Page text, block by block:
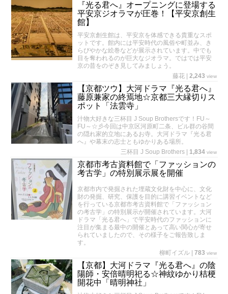
『光る君へ』オープニングに登場する
平安京ジオラマが圧巻！【平安京創生
館】
平安京創生館は、平安京を体感できる貴重なスポ
ットです。館内には平安時代の風俗や町並み、き
らびやかな絵巻などが展示されています。中でも
目を奪われるのが巨大なジオラマ。ではでは平安
京の昔をのぞき見してみましょう。
藤花
2,243 view
【京都ツウ】大河ドラマ『光る君へ』
藤原兼家の終焉地☆京都三大縁切りス
ポット「法雲寺」
汁物大好きな三杯目 J Soup Brothersです！FU～
FU～☆彡今回は中京区河原町二条、ビル群の谷間
の隠れ家的立地にあるお寺。大河ドラマ『光る君
へ』や幕末の志士ともゆかりある場所。
三杯目 J Soup Brothers
1,834 view
京都市考古資料館で「ファッションの
考古学」の特別展示展を開催
京都市内で発掘された埋蔵文化財を中心に、文化
財の発掘、研究、保護を目的に講習イベントなど
を行っている京都市考古資料館で「ファッション
の考古学」の特別展示が開催されています。大河
ドラマ「光る君へ」で平安時代のファッションに
注目が集まる最中の開催とあって高い関心が寄せ
られていましたので、その様子をご報告致しま
す。
柳町イズル
783 view
【京都】大河ドラマ『光る君へ』の陰
陽師・安倍晴明祀る☆神紋ゆかり桔梗
開花中「晴明神社」